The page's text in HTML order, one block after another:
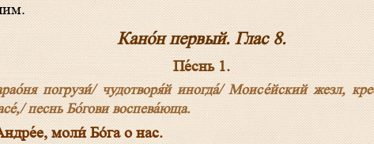
Кано́н первый. Глас 8.
Пе́снь 1.
погрузи́/ чудотворя́й иногда́/ Моисе́йский жезл,
песнь Бо́гови воспева́юща.
моли́ Бо́га о нас.